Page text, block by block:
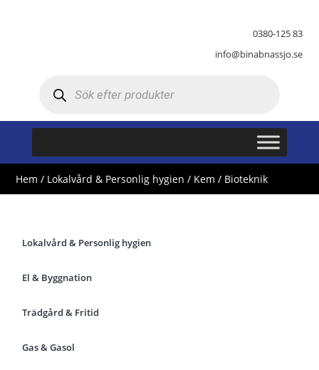
0380-125 83
info@binabnassjo.se
Hem / Lokalvård & Personlig hygien / Kem / Bioteknik
Lokalvård & Personlig hygien
El & Byggnation
Trädgård & Fritid
Gas & Gasol